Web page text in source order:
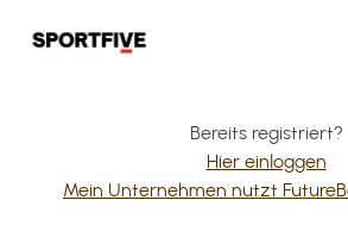
Bereits registriert?
Hier einloggen
Mein Unternehmen nutzt